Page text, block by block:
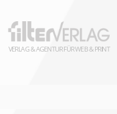
VERLAG & AGENTUR FÜR WEB & PRINT